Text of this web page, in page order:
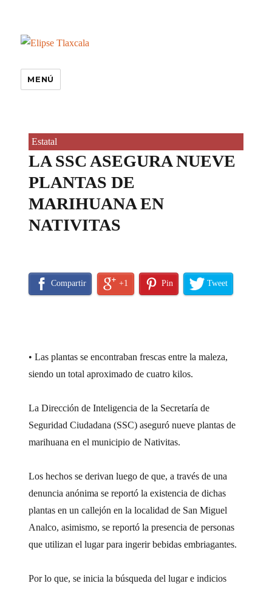
MENÚ
Estatal
LA SSC ASEGURA NUEVE
PLANTAS DE
MARIHUANA EN
NATIVITAS
Compartir +1 Pin Tweet
• Las plantas se encontraban frescas entre la maleza,
siendo un total aproximado de cuatro kilos.
La Dirección de Inteligencia de la Secretaría de
Seguridad Ciudadana (SSC) aseguró nueve plantas de
marihuana en el municipio de Nativitas.
Los hechos se derivan luego de que, a través de una
denuncia anónima se reportó la existencia de dichas
plantas en un callejón en la localidad de San Miguel
Analco, asimismo, se reportó la presencia de personas
que utilizan el lugar para ingerir bebidas embriagantes.
Por lo que, se inicia la búsqueda del lugar e indicios